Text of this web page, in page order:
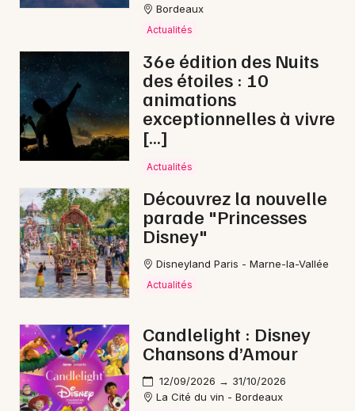
Magazine à Libourne
33 - Gironde
Choisir mes départements
Mon email
Je m'abonne
Bordeaux
Actualités
36e édition des Nuits
des étoiles : 10
animations
exceptionnelles à vivre
[…]
Actualités
Découvrez la nouvelle
parade "Princesses
Disney"
Disneyland Paris - Marne-la-Vallée
Actualités
Candlelight : Disney
Chansons d’Amour
12/09/2026 → 31/10/2026
La Cité du vin - Bordeaux